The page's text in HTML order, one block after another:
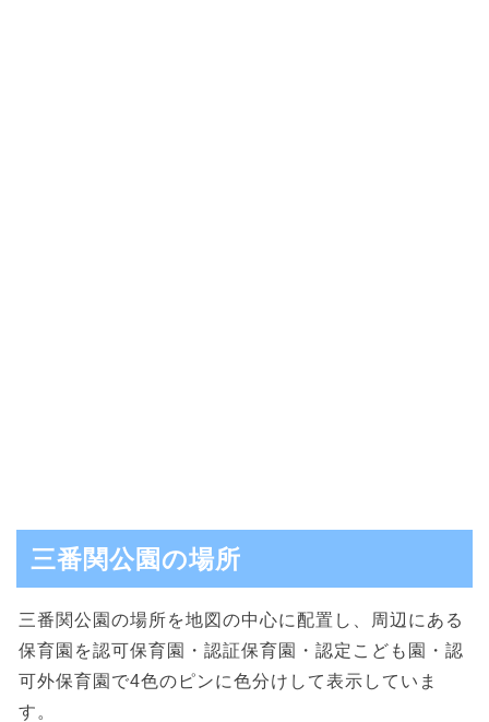
三番関公園の場所
三番関公園の場所を地図の中心に配置し、周辺にある
保育園を認可保育園・認証保育園・認定こども園・認
可外保育園で4色のピンに色分けして表示していま
す。